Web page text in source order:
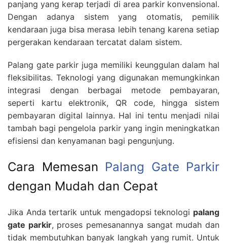
panjang yang kerap terjadi di area parkir konvensional.
Dengan adanya sistem yang otomatis, pemilik
kendaraan juga bisa merasa lebih tenang karena setiap
pergerakan kendaraan tercatat dalam sistem.
Palang gate parkir juga memiliki keunggulan dalam hal
fleksibilitas. Teknologi yang digunakan memungkinkan
integrasi dengan berbagai metode pembayaran,
seperti kartu elektronik, QR code, hingga sistem
pembayaran digital lainnya. Hal ini tentu menjadi nilai
tambah bagi pengelola parkir yang ingin meningkatkan
efisiensi dan kenyamanan bagi pengunjung.
Cara Memesan Palang Gate Parkir
dengan Mudah dan Cepat
Jika Anda tertarik untuk mengadopsi teknologi palang
gate parkir, proses pemesanannya sangat mudah dan
tidak membutuhkan banyak langkah yang rumit. Untuk